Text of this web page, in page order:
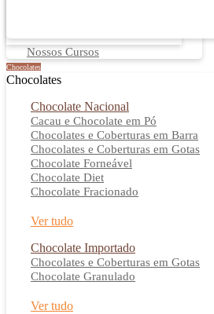
Nossos Cursos
Chocolates
Chocolates
Chocolate Nacional
Cacau e Chocolate em Pó
Chocolates e Coberturas em Barra
Chocolates e Coberturas em Gotas
Chocolate Forneável
Chocolate Diet
Chocolate Fracionado
Ver tudo
Chocolate Importado
Chocolates e Coberturas em Gotas
Chocolate Granulado
Ver tudo